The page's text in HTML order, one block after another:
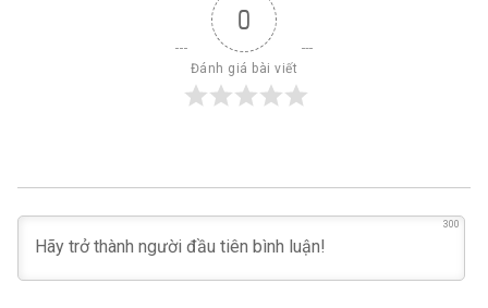
0
Đánh giá bài viết
300